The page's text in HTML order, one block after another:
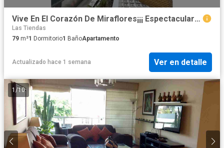
Vive En El Corazón De Miraflores¡¡¡ Espectacular Dúplex Amoblado En Urban Living Benavides, A Una Cuadra De La Av Larco
Las Tiendas
79 m²1 Dormitorio1 BañoApartamento
Actualizado hace 1 semana Ver en detalle
1 /10